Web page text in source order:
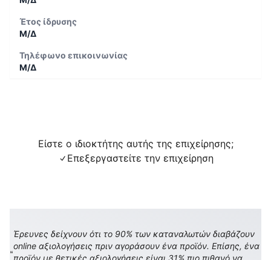
Έτος ίδρυσης
Μ/Δ
Τηλέφωνο επικοινωνίας
Μ/Δ
Είστε ο ιδιοκτήτης αυτής της επιχείρησης;
Επεξεργαστείτε την επιχείρηση
Έρευνες δείχνουν ότι το 90% των καταναλωτών διαβάζουν
online αξιολογήσεις πριν αγοράσουν ένα προϊόν. Επίσης, ένα
προϊόν με θετικές αξιολογήσεις είναι 31% πιο πιθανό να